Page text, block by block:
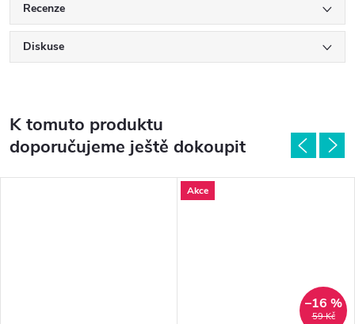
Recenze
Diskuse
K tomuto produktu
doporučujeme ještě dokoupit
Akce
59 Kč
–16 %